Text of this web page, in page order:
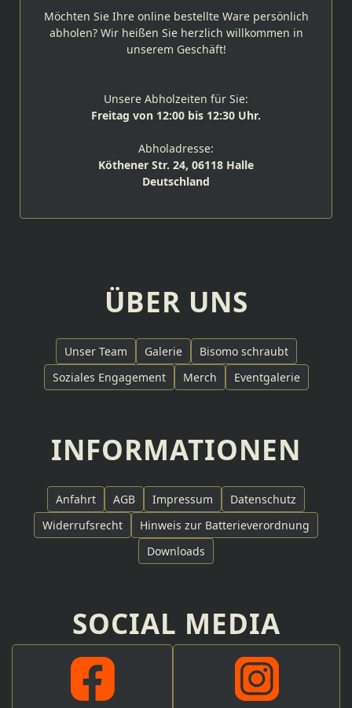
Möchten Sie Ihre online bestellte Ware persönlich
abholen? Wir heißen Sie herzlich willkommen in
unserem Geschäft!
Unsere Abholzeiten für Sie:
Freitag von 12:00 bis 12:30 Uhr.
Abholadresse:
Köthener Str. 24, 06118 Halle
Deutschland
ÜBER UNS
Unser Team Galerie
Bisomo schraubt
Soziales Engagement
Merch Eventgalerie
INFORMATIONEN
Anfahrt AGB Impressum
Datenschutz
Widerrufsrecht
Hinweis zur Batterieverordnung
Downloads
SOCIAL MEDIA